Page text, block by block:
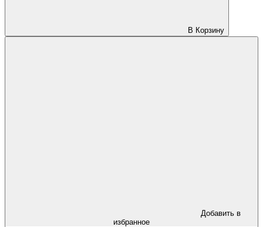
В Корзину
Добавить в
избранное